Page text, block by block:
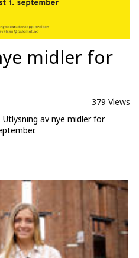
midler for
379 Views
av nye midler for